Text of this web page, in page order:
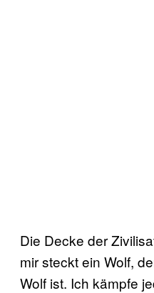
Die Decke der
mir steckt ein Wolf,
Wolf ist. Ich kämpfe